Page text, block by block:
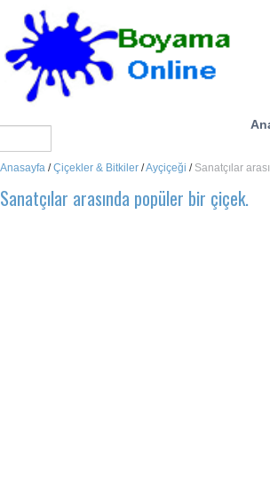
Anasayfa /Çiçekler & Bitkiler /Ayçiçeği / Sanatçılar
Sanatçılar arasında popüler bir çiçek.